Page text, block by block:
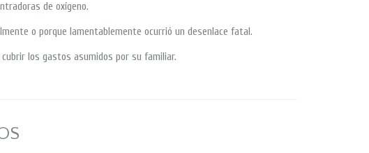
de oxígeno.
o porque lamentablemente ocurrió un desenlace fatal.
los gastos asumidos por su familiar.